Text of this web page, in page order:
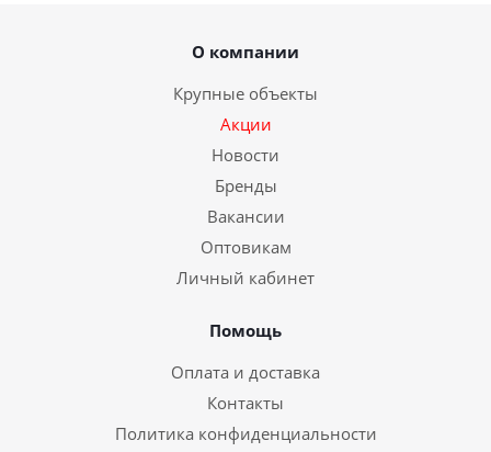
О компании
Крупные объекты
Акции
Новости
Бренды
Вакансии
Оптовикам
Личный кабинет
Помощь
Оплата и доставка
Контакты
Политика конфиденциальности